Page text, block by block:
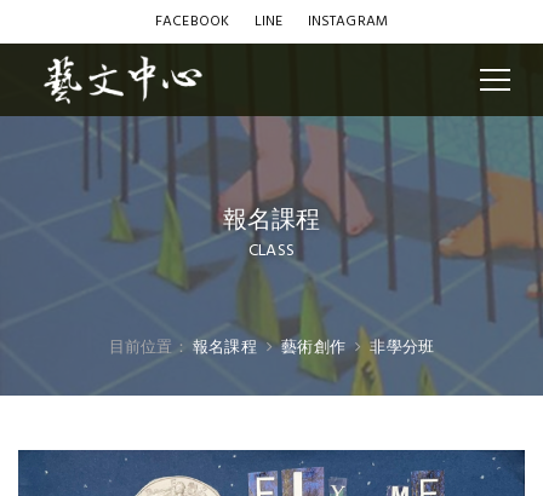
FACEBOOK LINE INSTAGRAM
報名課程
CLASS
目前位置： 報名課程 藝術創作 非學分班